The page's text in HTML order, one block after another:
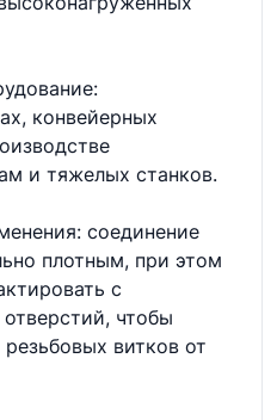
конвейерных
и тяжелых станков.
соединение
плотным, при этом
с
чтобы
витков от